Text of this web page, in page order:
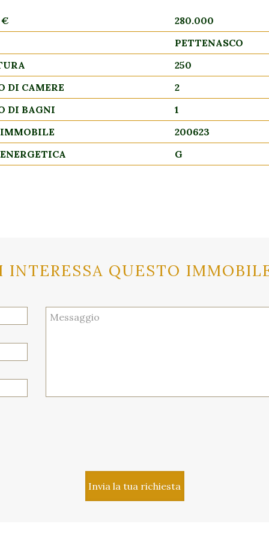
€
280.000
PETTENASCO
250
DI CAMERE
2
DI BAGNI
1
200623
G
INTERESSA QUESTO
Invia la tua richiesta